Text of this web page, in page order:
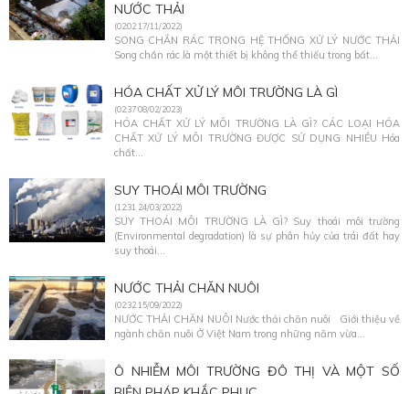
NƯỚC THẢI
(02:02 17/11/2022)
SONG CHẮN RÁC TRONG HỆ THỐNG XỬ LÝ NƯỚC THẢI
Song chắn rác là một thiết bị không thể thiếu trong bất...
HÓA CHẤT XỬ LÝ MÔI TRƯỜNG LÀ GÌ
(02:37 08/02/2023)
HÓA CHẤT XỬ LÝ MÔI TRƯỜNG LÀ GÌ? CÁC LOẠI HÓA
CHẤT XỬ LÝ MÔI TRƯỜNG ĐƯỢC SỬ DỤNG NHIỀU Hóa
chất...
SUY THOÁI MÔI TRƯỜNG
(12:31 24/03/2022)
SUY THOÁI MÔI TRƯỜNG LÀ GÌ? Suy thoái môi trường
(Environmental degradation) là sự phân hủy của trái đất hay
suy thoái...
NƯỚC THẢI CHĂN NUÔI
(02:32 15/09/2022)
NƯỚC THẢI CHĂN NUÔI Nước thải chăn nuôi Giới thiệu về
ngành chăn nuôi Ở Việt Nam trong những năm vừa...
Ô NHIỄM MÔI TRƯỜNG ĐÔ THỊ VÀ MỘT SỐ